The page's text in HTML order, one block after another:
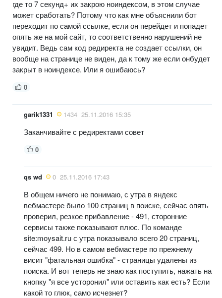
где то 7 секунд+ их закрою ноиндексом, в этом случае
может сработать? Потому что как мне объяснили бот
переходит по самой ссылке, если он перейдет и попадет
опять же на мой сайт, то соответственно нарушений не
увидит. Ведь сам код редиректа не создает ссылки, он
вообще на странице не виден, да к тому же если онбудет
закрыт в ноиндексе. Или я ошибаюсь?
0
garik1331 1434 25.11.2016 15:35
Заканчивайте с редиректами совет
0
qs wd 0 25.11.2016 17:43
В общем ничего не понимаю, с утра в яндекс
вебмастере было 100 страниц в поиске, сейчас опять
проверил, резкое прибавление - 491, сторонние
сервисы также показывают плюс. По команде
site:moysait.ru с утра показывало всего 20 страниц,
сейчас 499. Но в самом вебмастере по прежнему
висит "фатальная ошибка" - страницы удалены из
поиска. И вот теперь не знаю как поступить, нажать на
кнопку "я все усторонил" или оставить как есть? Если
какой то глюк, само исчезнет?